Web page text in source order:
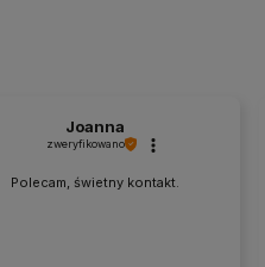
Joanna
zweryfikowano
Polecam, świetny kontakt.